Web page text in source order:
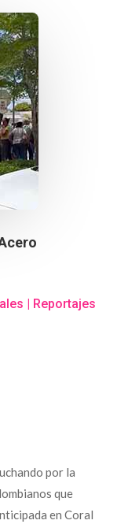
| Reportajes
por la
que
en Coral